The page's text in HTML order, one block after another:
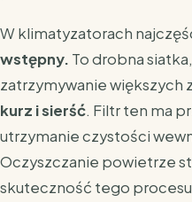
W klimatyzatorach
wstępny. To drobna
zatrzymywanie większych
kurz i sierść. Filtr ten ma
utrzymanie czystości
Oczyszczanie powietrze
skuteczność tego procesu